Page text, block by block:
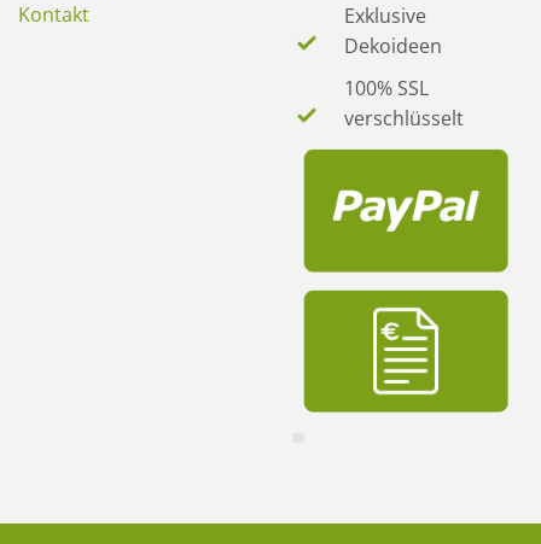
Kontakt
Exklusive
Dekoideen
100% SSL
verschlüsselt